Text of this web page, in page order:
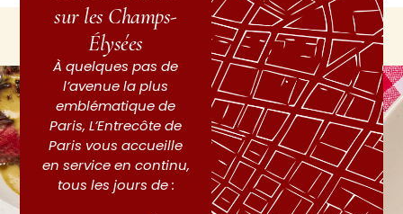
sur les Champs-
Élysées
À quelques pas de
l’avenue la plus
emblématique de
Paris, L’Entrecôte de
Paris vous accueille
en service en continu,
tous les jours de :